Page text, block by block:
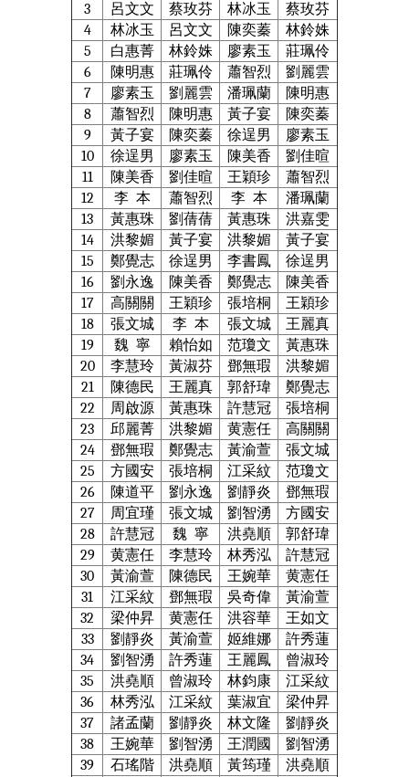
3 呂文文 蔡玫芬 林冰玉 蔡玫芬
4 林冰玉 呂文文 陳奕蓁 林鈴姝
5 白惠菁 林鈴姝 廖素玉 莊珮伶
6 陳明惠 莊珮伶 蕭智烈 劉麗雲
7 廖素玉 劉麗雲 潘珮蘭 陳明惠
8 蕭智烈 陳明惠 黃子宴 陳奕蓁
9 黃子宴 陳奕蓁 徐逞男 廖素玉
10 徐逞男 廖素玉 陳美香 劉佳暄
11 陳美香 劉佳暄 王穎珍 蕭智烈
12 李 本 蕭智烈 李 本 潘珮蘭
13 黃惠珠 劉蒨蒨 黃惠珠 洪嘉雯
14 洪黎媚 黃子宴 洪黎媚 黃子宴
15 鄭覺志 徐逞男 李書鳳 徐逞男
16 劉永逸 陳美香 鄭覺志 陳美香
17 高關關 王穎珍 張培桐 王穎珍
18 張文城 李 本 張文城 王麗真
19 魏 寧 賴怡如 范瓊文 黃惠珠
20 李慧玲 黃淑芬 鄧無瑕 洪黎媚
21 陳德民 王麗真 郭舒瑋 鄭覺志
22 周啟源 黃惠珠 許慧冠 張培桐
23 邱麗菁 洪黎媚 黄憲任 高關關
24 鄧無瑕 鄭覺志 黃渝萱 張文城
25 方國安 張培桐 江采紋 范瓊文
26 陳道平 劉永逸 劉靜炎 鄧無瑕
27 周宜瑾 張文城 劉智湧 方國安
28 許慧冠 魏 寧 洪堯順 郭舒瑋
29 黄憲任 李慧玲 林秀泓 許慧冠
30 黃渝萱 陳德民 王婉華 黄憲任
31 江采紋 鄧無瑕 吳奇偉 黃渝萱
32 梁仲昇 黄憲任 洪容華 王如文
33 劉靜炎 黃渝萱 姬維娜 許秀蓮
34 劉智湧 許秀蓮 王麗鳳 曾淑玲
35 洪堯順 曾淑玲 林鈞康 江采紋
36 林秀泓 江采紋 葉淑宜 梁仲昇
37 諸孟蘭 劉靜炎 林文隆 劉靜炎
38 王婉華 劉智湧 王潤國 劉智湧
39 石瑤階 洪堯順 黃筠瑾 洪堯順